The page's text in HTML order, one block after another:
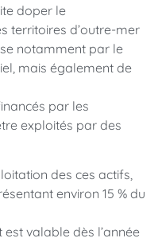
doper le
territoires d’outre-mer
notamment par le
mais également de
par les
exploités par des
des ces actifs,
environ 15 % du
valable dès l’année